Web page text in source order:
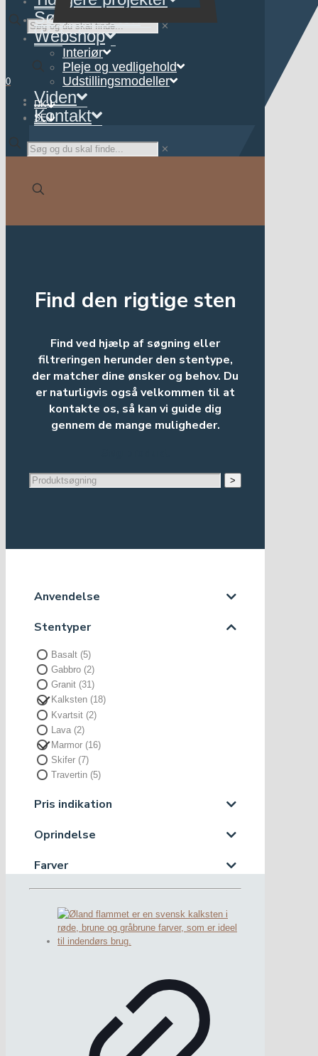
✕
Søg natursten
Webshop
Interiør
Pleje og vedligehold
Udstillingsmodeller
Viden
Kontakt
0
DK
SE
✕
Find den rigtige sten
Find ved hjælp af søgning eller
filtreringen herunder den stentype,
der matcher dine ønsker og behov. Du
er naturligvis også velkommen til at
kontakte os, så kan vi guide dig
gennem de mange muligheder.
>
Anvendelse
Stentyper
Basalt (5)
Gabbro (2)
Granit (31)
Kalksten (18)
Kvartsit (2)
Lava (2)
Marmor (16)
Skifer (7)
Travertin (5)
Pris indikation
Oprindelse
Farver